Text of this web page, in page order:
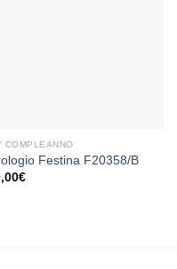
COMPLEANNO
Festina F20358/B
€